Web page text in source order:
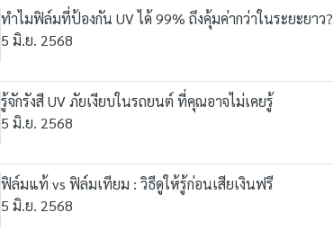
ทำไมฟิล์มที่ป้องกัน UV ได้ 99% ถึงคุ้มค่ากว่าในระยะยาว?
5 มิ.ย. 2568
รู้จักรังสี UV ภัยเงียบในรถยนต์ ที่คุณอาจไม่เคยรู้
5 มิ.ย. 2568
ฟิล์มแท้ vs ฟิล์มเทียม : วิธีดูให้รู้ก่อนเสียเงินฟรี
5 มิ.ย. 2568